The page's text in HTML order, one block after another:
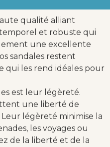
qualité alliant
et robuste qui
une excellente
sandales restent
qui les rend idéales pour
est leur légèreté.
une liberté de
légèreté minimise la
les voyages ou
de la liberté et de la